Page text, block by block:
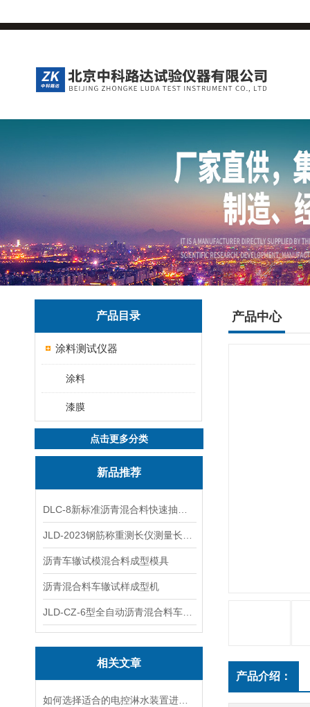
产品目录
涂料测试仪器
涂料
漆膜
点击更多分类
新品推荐
沥青车辙试模混合料成型模具
沥青混合料车辙试样成型机
相关文章
产品中心
产品介绍：